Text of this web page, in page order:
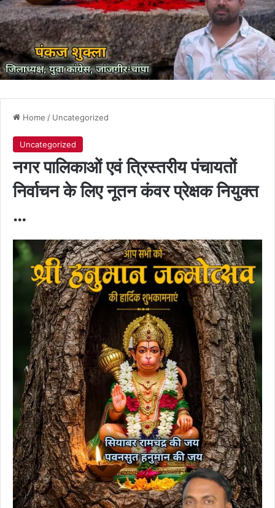
Home / Uncategorized
Uncategorized
नगर पालिकाओं एवं त्रिस्तरीय पंचायतों
निर्वाचन के लिए नूतन कंवर प्रेक्षक नियुक्त
…